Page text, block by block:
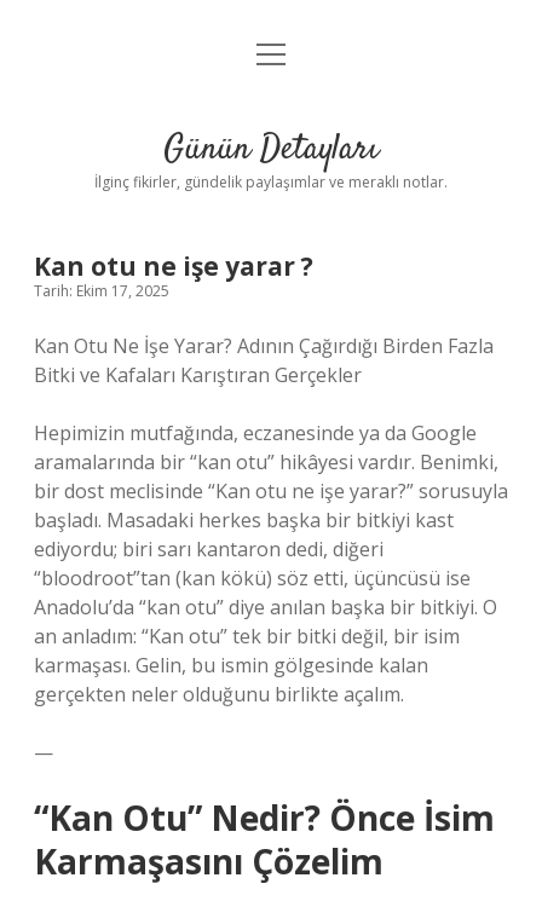
Gizlilik Politikası
Yasal Uyarı
menüyü
Günün Detayları
İlginç fikirler, gündelik paylaşımlar ve meraklı notlar.
Kan otu ne işe yarar ?
Tarih: Ekim 17, 2025
Kan Otu Ne İşe Yarar? Adının Çağırdığı Birden Fazla
Bitki ve Kafaları Karıştıran Gerçekler
Hepimizin mutfağında, eczanesinde ya da Google
aramalarında bir “kan otu” hikâyesi vardır. Benimki,
bir dost meclisinde “Kan otu ne işe yarar?” sorusuyla
başladı. Masadaki herkes başka bir bitkiyi kast
ediyordu; biri sarı kantaron dedi, diğeri
“bloodroot”tan (kan kökü) söz etti, üçüncüsü ise
Anadolu’da “kan otu” diye anılan başka bir bitkiyi. O
an anladım: “Kan otu” tek bir bitki değil, bir isim
karmaşası. Gelin, bu ismin gölgesinde kalan
gerçekten neler olduğunu birlikte açalım.
—
“Kan Otu” Nedir? Önce İsim
Karmaşasını Çözelim